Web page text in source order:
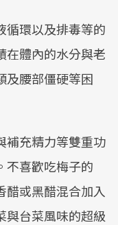
循環以及排毒等的
在體內的水分與老
及腰部僵硬等困
補充精力等雙重功
不喜歡吃梅子的
醋或黑醋混合加入
與台菜風味的超級